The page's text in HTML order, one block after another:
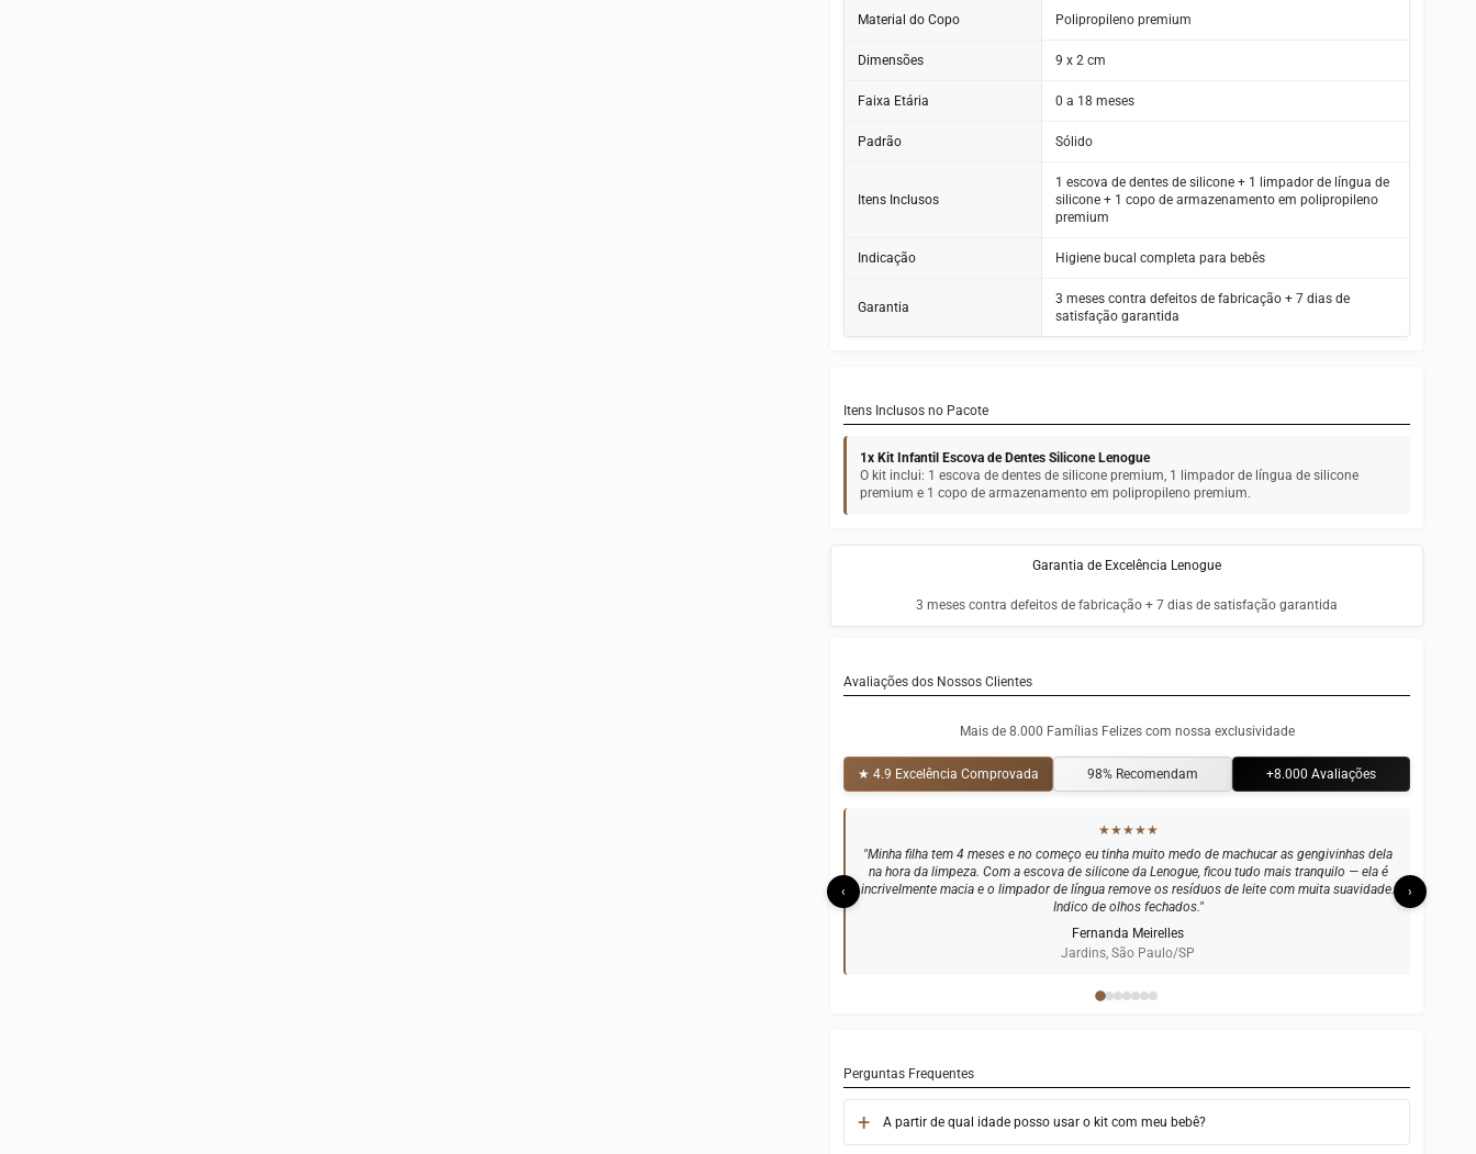
Aprovado para a faixa etária de 0 a
Material do Copo Polipropileno premium
Dimensões 9 x 2 cm
Faixa Etária 0 a 18 meses
Padrão Sólido
Itens Inclusos
1 escova de dentes de silicone + 1 limpador de língua de
silicone + 1 copo de armazenamento em polipropileno
premium
Indicação Higiene bucal completa para bebês
Garantia
3 meses contra defeitos de fabricação + 7 dias de
satisfação garantida
Itens Inclusos no Pacote
1x Kit Infantil Escova de Dentes Silicone Lenogue
O kit inclui: 1 escova de dentes de silicone premium, 1 limpador de língua de silicone
premium e 1 copo de armazenamento em polipropileno premium.
Garantia de Excelência Lenogue
3 meses contra defeitos de fabricação + 7 dias de satisfação garantida
Avaliações dos Nossos Clientes
Mais de 8.000 Famílias Felizes com nossa exclusividade
★ 4.9 Excelência Comprovada 98% Recomendam +8.000 Avaliações
‹ ›
★★★★★
"Comprei como presente para minha cunhada no chá de bebê e ela me ligou na semana
seguinte elogiando muito. O copinho de armazenamento é o detalhe que faz a diferença —
mantém as escovas protegidas na bolsa sem preocupação. Um kit completo e com cara de
produto premium de verdade."
Beatriz Cavalcanti
Leblon, Rio de Janeiro/RJ
Perguntas Frequentes
A partir de qual idade posso usar o kit com meu bebê?